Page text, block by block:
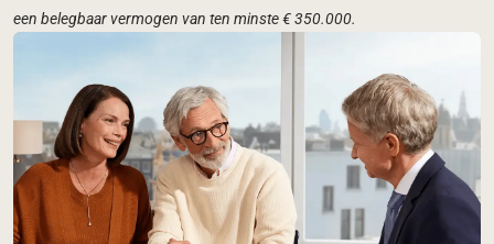
een belegbaar vermogen van ten minste € 350.000.